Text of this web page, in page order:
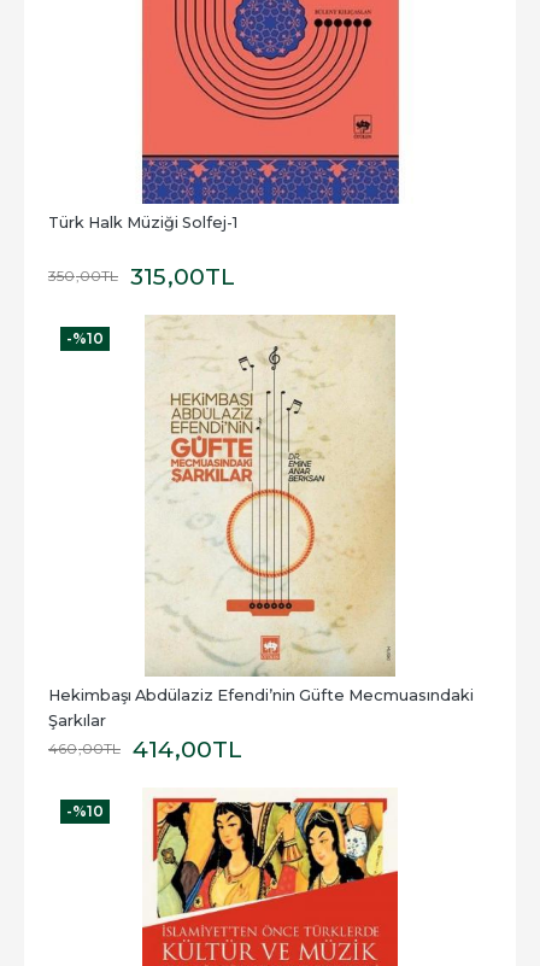
Türk Halk Müziği Solfej-1
350,00TL 315,00TL
-%10
Hekimbaşı Abdülaziz Efendi’nin Güfte Mecmuasındaki
Şarkılar
460,00TL 414,00TL
-%10